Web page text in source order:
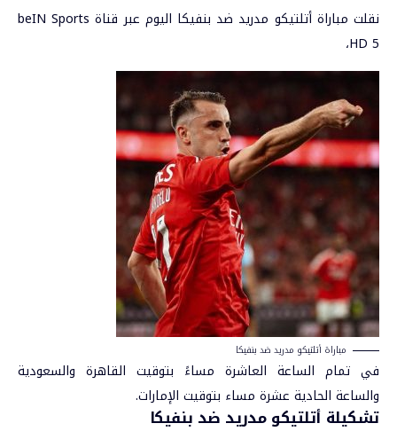
نقلت مباراة أتلتيكو مدريد ضد بنفيكا اليوم عبر قناة beIN Sports
HD 5،
مباراة أتلتيكو مدريد ضد بنفيكا
في تمام الساعة العاشرة مساءً بتوقيت القاهرة والسعودية
والساعة الحادية عشرة مساء بتوقيت الإمارات.
تشكيلة أتلتيكو مدريد ضد بنفيكا